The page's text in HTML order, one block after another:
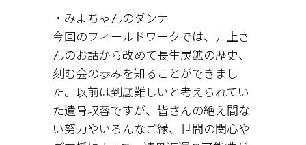
・みよちゃんのダンナ
今回のフィールドワークでは、井上さ
んのお話から改めて長生炭鉱の歴史、
刻む会の歩みを知ることができまし
た。以前は到底難しいと考えられてい
た遺骨収容ですが、皆さんの絶え間な
い努力やいろんなご縁、世間の関心や